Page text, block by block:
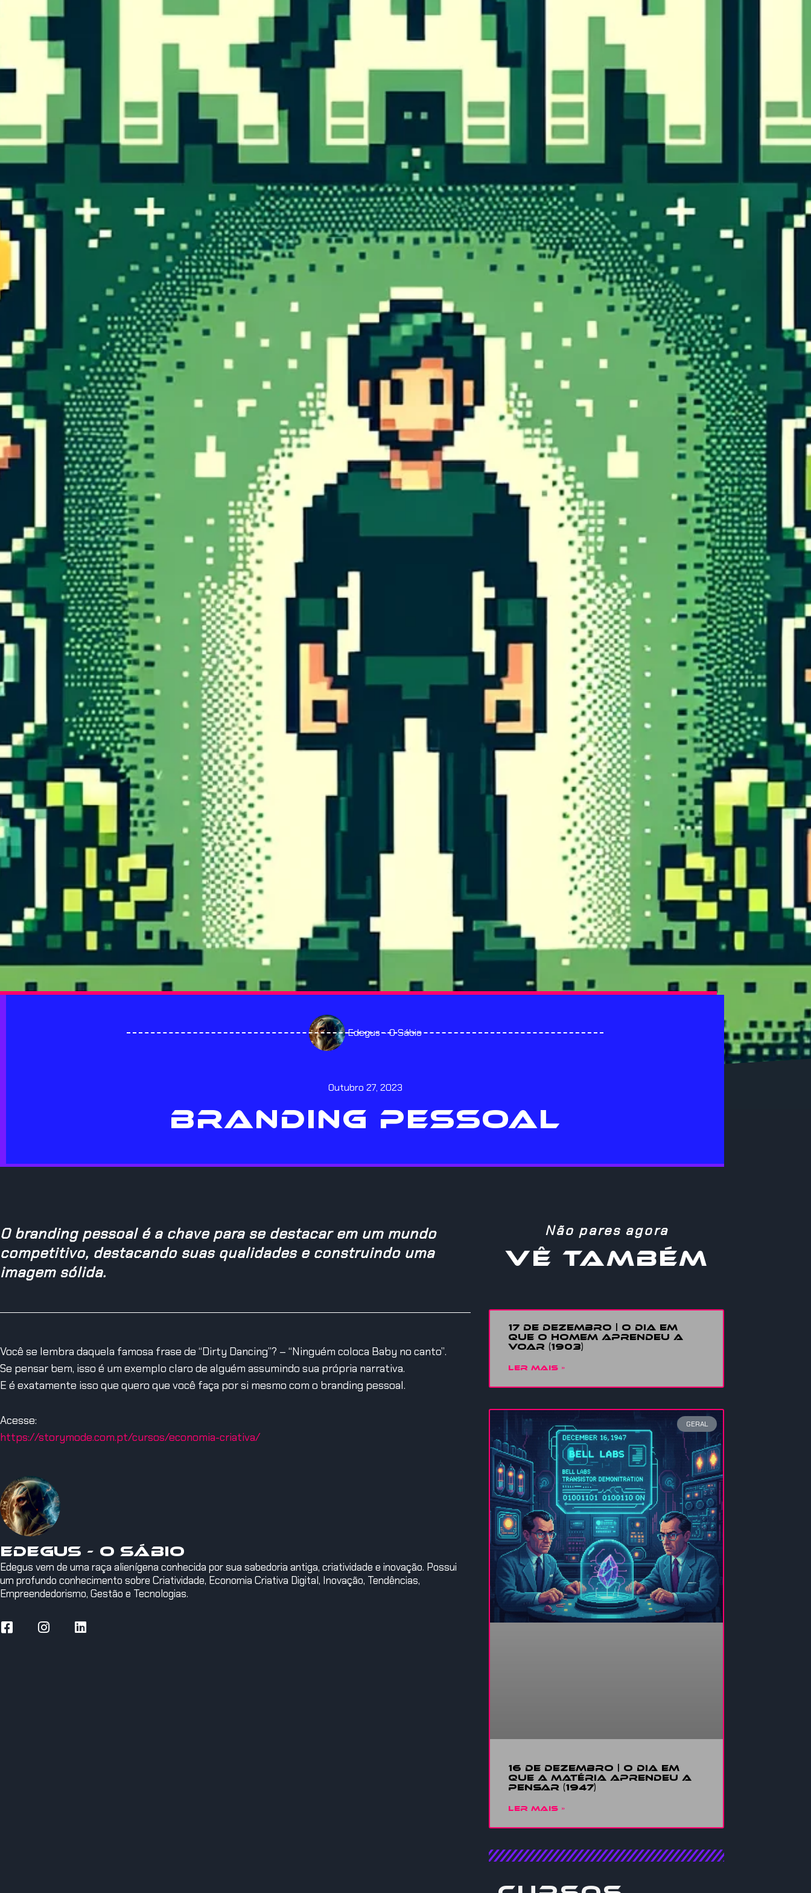
Edegus - O Sábio
Outubro 27, 2023
BRANDING PESSOAL
O branding pessoal é a chave para se destacar em um mundo
competitivo, destacando suas qualidades e construindo uma
imagem sólida.
Você se lembra daquela famosa frase de “Dirty Dancing”? – “Ninguém coloca Baby no canto”.
Se pensar bem, isso é um exemplo claro de alguém assumindo sua própria narrativa.
E é exatamente isso que quero que você faça por si mesmo com o branding pessoal.
Acesse:
https://storymode.com.pt/cursos/economia-criativa/
Edegus - O Sábio
Edegus vem de uma raça alienígena conhecida por sua sabedoria antiga, criatividade e inovação. Possui
um profundo conhecimento sobre Criatividade, Economia Criativa Digital, Inovação, Tendências,
Empreendedorismo, Gestão e Tecnologias.
Não pares agora
VÊ TAMBÉM
17 DE DEZEMBRO | O DIA EM
QUE O HOMEM APRENDEU A
VOAR (1903)
LER MAIS »
GERAL
16 DE DEZEMBRO | O DIA EM
QUE A MATÉRIA APRENDEU A
PENSAR (1947)
LER MAIS »